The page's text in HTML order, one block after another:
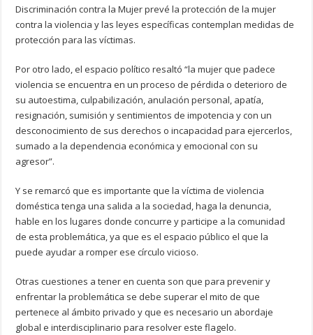
Discriminación contra la Mujer prevé la protección de la mujer
contra la violencia y las leyes específicas contemplan medidas de
protección para las víctimas.
Por otro lado, el espacio político resaltó “la mujer que padece
violencia se encuentra en un proceso de pérdida o deterioro de
su autoestima, culpabilización, anulación personal, apatía,
resignación, sumisión y sentimientos de impotencia y con un
desconocimiento de sus derechos o incapacidad para ejercerlos,
sumado a la dependencia económica y emocional con su
agresor”.
Y se remarcó que es importante que la víctima de violencia
doméstica tenga una salida a la sociedad, haga la denuncia,
hable en los lugares donde concurre y participe a la comunidad
de esta problemática, ya que es el espacio público el que la
puede ayudar a romper ese círculo vicioso.
Otras cuestiones a tener en cuenta son que para prevenir y
enfrentar la problemática se debe superar el mito de que
pertenece al ámbito privado y que es necesario un abordaje
global e interdisciplinario para resolver este flagelo.